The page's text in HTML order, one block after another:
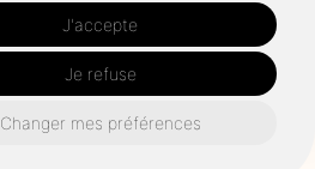
J'accepte
Je refuse
Changer mes préférences